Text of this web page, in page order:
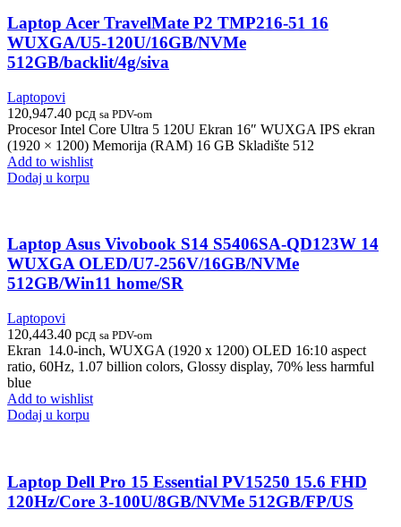
Laptop Acer TravelMate P2 TMP216-51 16
WUXGA/U5-120U/16GB/NVMe
512GB/backlit/4g/siva
Laptopovi
120,947.40 рсд sa PDV-om
Procesor Intel Core Ultra 5 120U Ekran 16″ WUXGA IPS ekran
(1920 × 1200) Memorija (RAM) 16 GB Skladište 512
Add to wishlist
Dodaj u korpu
Laptop Asus Vivobook S14 S5406SA-QD123W 14
WUXGA OLED/U7-256V/16GB/NVMe
512GB/Win11 home/SR
Laptopovi
120,443.40 рсд sa PDV-om
Ekran 14.0-inch, WUXGA (1920 x 1200) OLED 16:10 aspect
ratio, 60Hz, 1.07 billion colors, Glossy display, 70% less harmful
blue
Add to wishlist
Dodaj u korpu
Laptop Dell Pro 15 Essential PV15250 15.6 FHD
120Hz/Core 3-100U/8GB/NVMe 512GB/FP/US